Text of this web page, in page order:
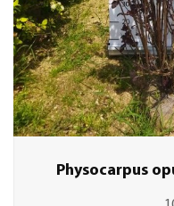
Physocarpus